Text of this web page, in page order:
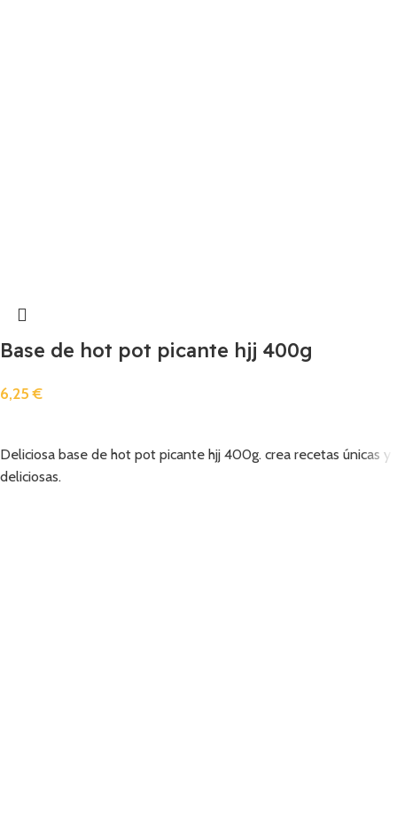
Base de hot pot picante hjj 400g
6,25€
Deliciosa base de hot pot picante hjj 400g. crea recetas únicas y
deliciosas.